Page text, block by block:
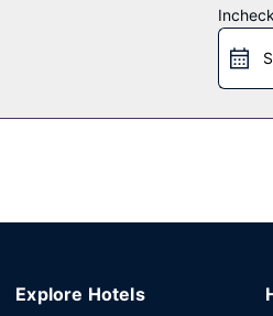
har 2 restauranger. Koppla av
Explore Hotels